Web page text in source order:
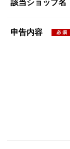
該当ショップ名
申告内容